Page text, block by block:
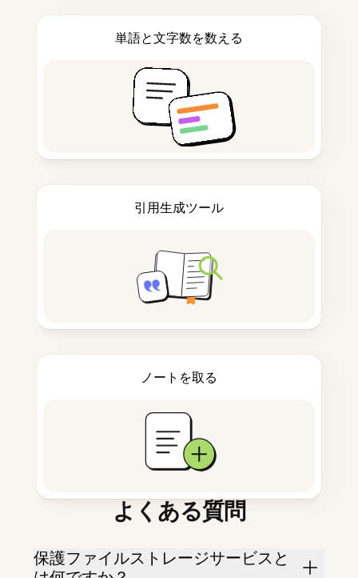
単語と文字数を数える
引用生成ツール
ノートを取る
よくある質問
保護ファイルストレージサービスと